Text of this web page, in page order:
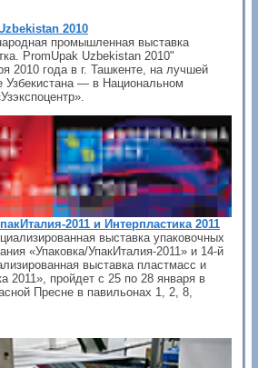
2010
промышленная выставка
PromUpak Uzbekistan 2010"
2010 года в г. Ташкенте, на лучшей
Узбекистана — в Национальном
2011 и Интерпластика 2011
выставка упаковочных
«Упаковка/УпакИталия-2011» и 14-й
выставка пластмасс и
2011», пройдет с 25 по 28 января в
Пресне в павильонах 1, 2, 8,